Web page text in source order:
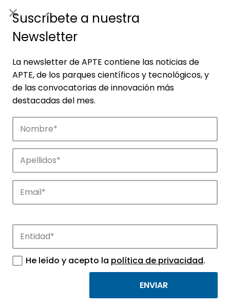
Noticias
Conoce las noticias más destacadas de
APTE y sus parques científicos y
Informe COTEC 2017
Suscríbete a nuestra
Newsletter
La newsletter de APTE contiene las noticias de
APTE, de los parques científicos y tecnológicos, y
de las convocatorias de innovación más
destacadas del mes.
He leído y acepto la política de privacidad.